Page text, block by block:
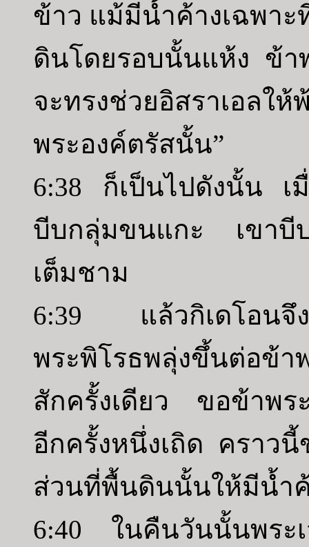
ข้าว แม้มีน้ำค้างเฉพา
ดินโดยรอบนั้นแห้ง ข้า
จะทรงช่วยอิสราเอลใ
พระองค์ตรัสนั้น”
6:38 ก็เป็นไปดังนั้น เ
บีบกลุ่มขนแกะ เขาบี
เต็มชาม
6:39 แล้วกิเดโอนจึ
พระพิโรธพลุ่งขึ้นต่อข้
สักครั้งเดียว ขอข้าพร
อีกครั้งหนึ่งเถิด คราว
ส่วนที่พื้นดินนั้นให้มีน้ำค้
6:40 ในคืนวันนั้นพระ